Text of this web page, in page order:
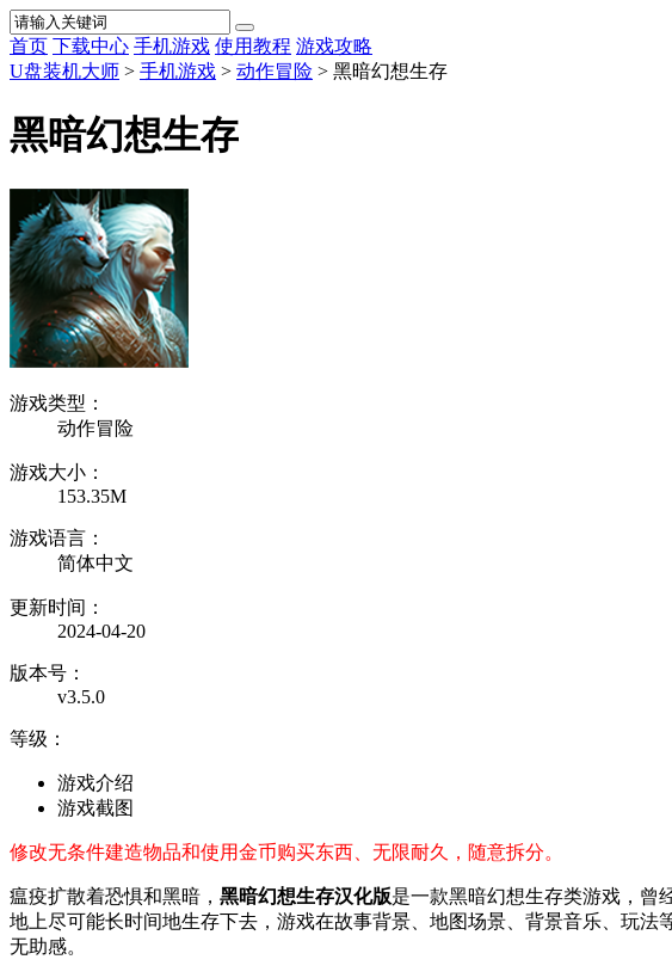
首页 下载中心 手机游戏 使用教程 游戏攻略
U盘装机大师 > 手机游戏 > 动作冒险 > 黑暗幻想生存
黑暗幻想生存
游戏类型：
动作冒险
游戏大小：
153.35M
游戏语言：
简体中文
更新时间：
2024-04-20
版本号：
v3.5.0
等级：
游戏介绍
游戏截图
修改无条件建造物品和使用金币购买东西、无限耐久，随意拆分。
瘟疫扩散着恐惧和黑暗， 黑暗幻想生存汉化版是一款黑暗幻想生存类游戏，曾
地上尽可能长时间地生存下去，游戏在故事背景、地图场景、背景音乐、玩
无助感。